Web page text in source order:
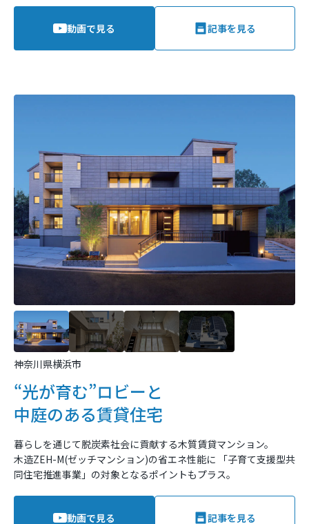
動画で見る 記事を見る
神奈川県横浜市
“光が育む”ロビーと
中庭のある賃貸住宅
暮らしを通じて脱炭素社会に貢献する⽊質賃貸マンション。
木造ZEH-M(ゼッチマンション)の省エネ性能に 「子育て支援型共
同住宅推進事業」の対象となるポイントもプラス。
動画で見る 記事を見る